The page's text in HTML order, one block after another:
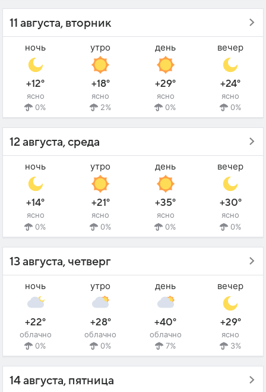
11 августа, вторник
ночь
+12°
ясно
0%
утро
+18°
ясно
2%
день
+29°
ясно
0%
вечер
+24°
ясно
0%
12 августа, среда
ночь
+14°
ясно
0%
утро
+21°
ясно
0%
день
+35°
ясно
0%
вечер
+30°
ясно
0%
13 августа, четверг
ночь
+22°
облачно
0%
утро
+28°
облачно
0%
день
+40°
облачно
7%
вечер
+29°
ясно
3%
14 августа, пятница